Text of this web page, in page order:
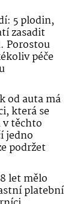
5 plodin,
zasadit
Porostou
péče
od auta má
která se
v těchto
jedno
podržet
let mělo
platební